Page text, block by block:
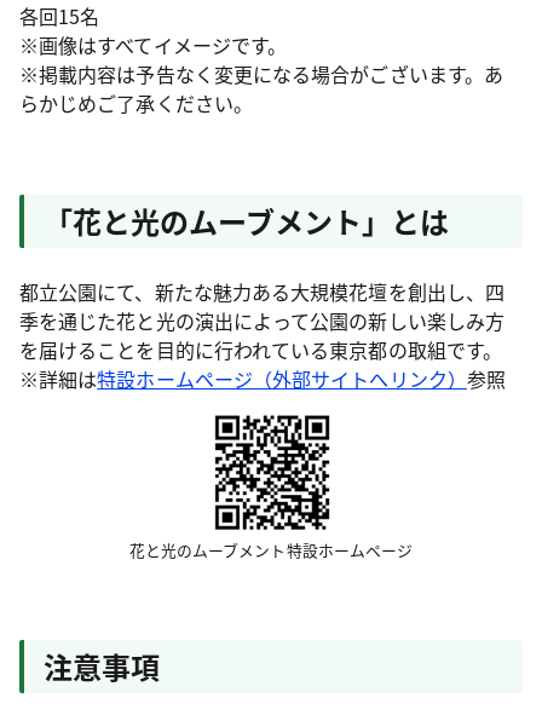
各回15名
※画像はすべてイメージです。
※掲載内容は予告なく変更になる場合がございます。あ
らかじめご了承ください。
「花と光のムーブメント」とは
都立公園にて、新たな魅力ある大規模花壇を創出し、四
季を通じた花と光の演出によって公園の新しい楽しみ方
を届けることを目的に行われている東京都の取組です。
※詳細は特設ホームページ（外部サイトへリンク） 参照
花と光のムーブメント特設ホームページ
注意事項